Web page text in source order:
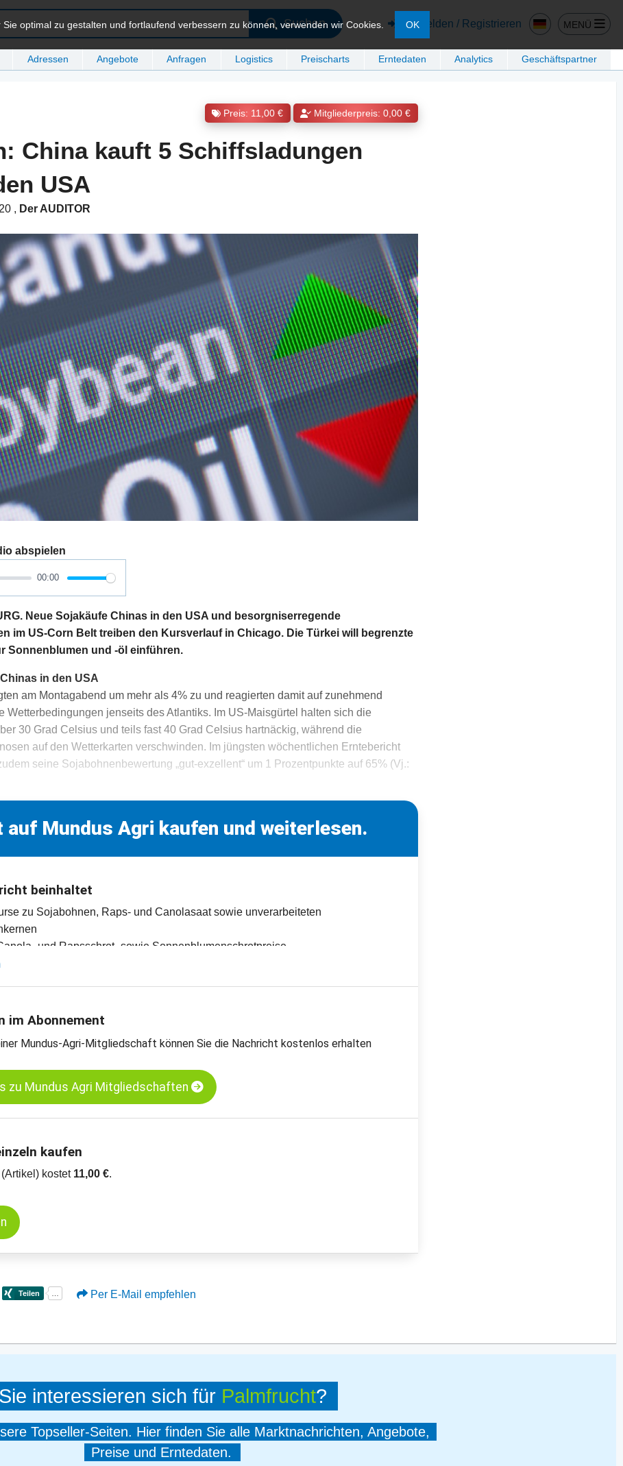
Suchen Anmelden / Registrieren MENÜ
Adressen Angebote Anfragen Logistics Preischarts Erntedaten Analytics Geschäftspartner
optimal zu gestalten und fortlaufend verbessern zu können, verwenden wir Cookies. OK
Preis: 11,00 € Mitgliederpreis: 0,00 €
China kauft 5 Schiffsladungen
USA
, Der AUDITOR
abspielen
00:00
Neue Sojakäufe Chinas in den USA und besorgniserregende
im US-Corn Belt treiben den Kursverlauf in Chicago. Die Türkei will begrenzte
Sonnenblumen und -öl einführen.
in den USA
am Montagabend um mehr als 4% zu und reagierten damit auf zunehmend
Wetterbedingungen jenseits des Atlantiks. Im US-Maisgürtel halten sich die
30 Grad Celsius und teils fast 40 Grad Celsius hartnäckig, während die
auf den Wetterkarten verschwinden. Im jüngsten wöchentlichen Erntebericht
seine Sojabohnenbewertung „gut-exzellent“ um 1 Prozentpunkte auf 65% (Vj.:
auf Mundus Agri kaufen und weiterlesen.
beinhaltet
zu Sojabohnen, Raps- und Canolasaat sowie unverarbeiteten
und Rapsschrot- sowie Sonnenblumenschrotpreise
Preise
und Import- und Exportdaten
LP - Hamburg
im Abonnement
Mundus-Agri-Mitgliedschaft können Sie die Nachricht kostenlos erhalten
zu Mundus Agri Mitgliedschaften
kaufen
(Artikel) kostet 11,00 €.
Per E-Mail empfehlen
Sie interessieren sich für Palmfrucht?
Topseller-Seiten. Hier finden Sie alle Marktnachrichten, Angebote,
Preise und Erntedaten.